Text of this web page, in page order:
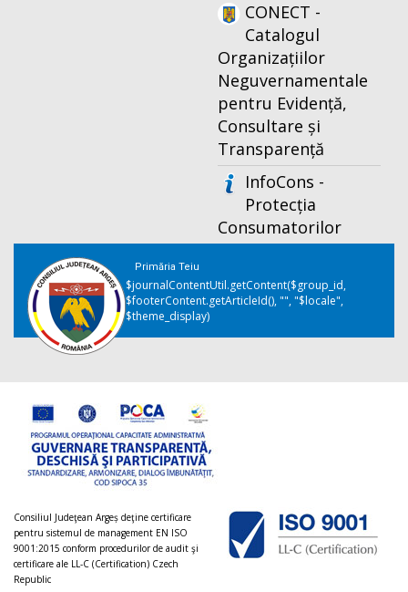
CONECT -
Catalogul
Organizațiilor
Neguvernamentale
pentru Evidență,
Consultare și
Transparență
InfoCons -
Protecția
Consumatorilor
Primăria Teiu
$journalContentUtil.getContent($group_id,
$footerContent.getArticleId(), "", "$locale",
$theme_display)
Consiliul Judeţean Argeș deţine certificare
pentru sistemul de management EN ISO
9001:2015 conform procedurilor de audit şi
certificare ale LL-C (Certification) Czech
Republic